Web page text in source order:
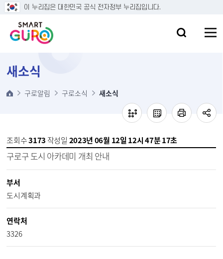
본문 바로가기
이 누리집은 대한민국 공식 전자정부 누리집입니다.
새소식
구로알림 구로소식 새소식
조회수3173 작성일 2023년 06월 12일 12시 47분 17초
구로구 도시 아카데미 개최 안내
부서
도시계획과
연락처
3326